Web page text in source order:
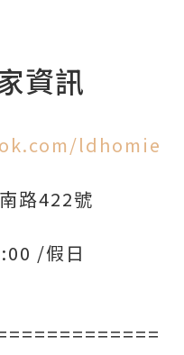
資訊
ldhomie
路422號
/假日